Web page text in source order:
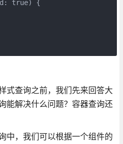
true) {
式查询之前，我们先来回答大
能解决什么问题？容器查询还
中，我们可以根据一个组件的